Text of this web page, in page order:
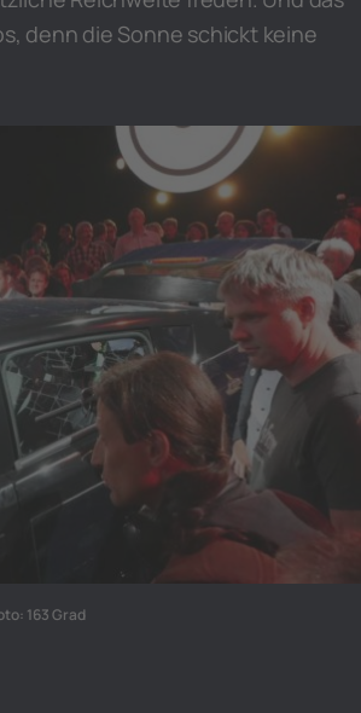
denn die Sonne schickt keine
163 Grad